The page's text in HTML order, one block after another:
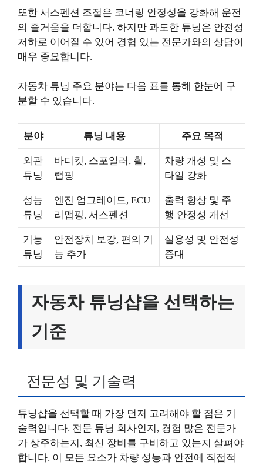
또한 서스펜션 조절은 코너링 안정성을 강화해 운전
의 즐거움을 더합니다. 하지만 과도한 튜닝은 안전성
저하로 이어질 수 있어 경험 있는 전문가와의 상담이
매우 중요합니다.
자동차 튜닝 주요 분야는 다음 표를 통해 한눈에 구
분할 수 있습니다.
분야 튜닝 내용 주요 목적
외관
튜닝
바디킷, 스포일러, 휠,
랩핑
차량 개성 및 스
타일 강화
성능
튜닝
엔진 업그레이드, ECU
리맵핑, 서스펜션
출력 향상 및 주
행 안정성 개선
기능
튜닝
안전장치 보강, 편의 기
능 추가
실용성 및 안전성
증대
자동차 튜닝샵을 선택하는
기준
전문성 및 기술력
튜닝샵을 선택할 때 가장 먼저 고려해야 할 점은 기
술력입니다. 전문 튜닝 회사인지, 경험 많은 전문가
가 상주하는지, 최신 장비를 구비하고 있는지 살펴야
합니다. 이 모든 요소가 차량 성능과 안전에 직접적